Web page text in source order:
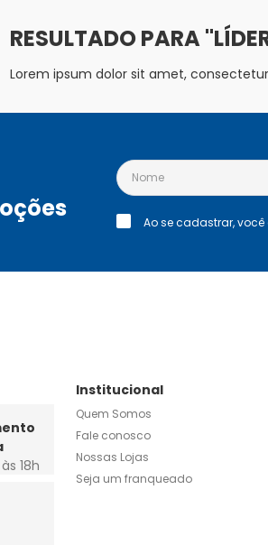
Lorem ipsum dolor sit amet,
Ao se cadastrar,
18h
Institucional
Quem Somos
Fale conosco
Nossas Lojas
Seja um franqueado